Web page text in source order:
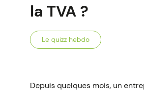
la TVA ?
Le quizz hebdo
Depuis quelques mois, un